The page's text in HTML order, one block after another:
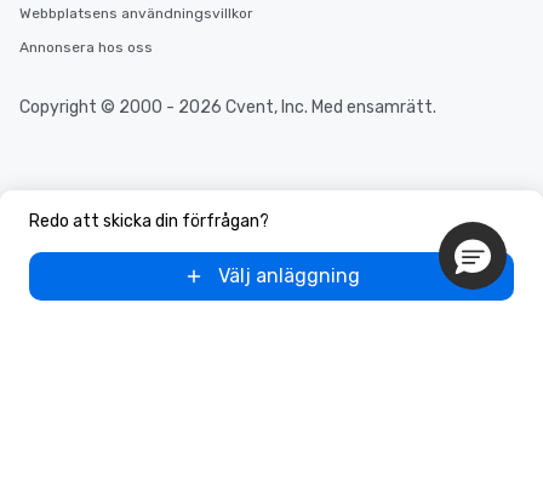
Redo att skicka din förfrågan?
Välj anläggning
Webbplatsens användningsvillkor
Annonsera hos oss
Copyright © 2000 - 2026 Cvent, Inc. Med ensamrätt.